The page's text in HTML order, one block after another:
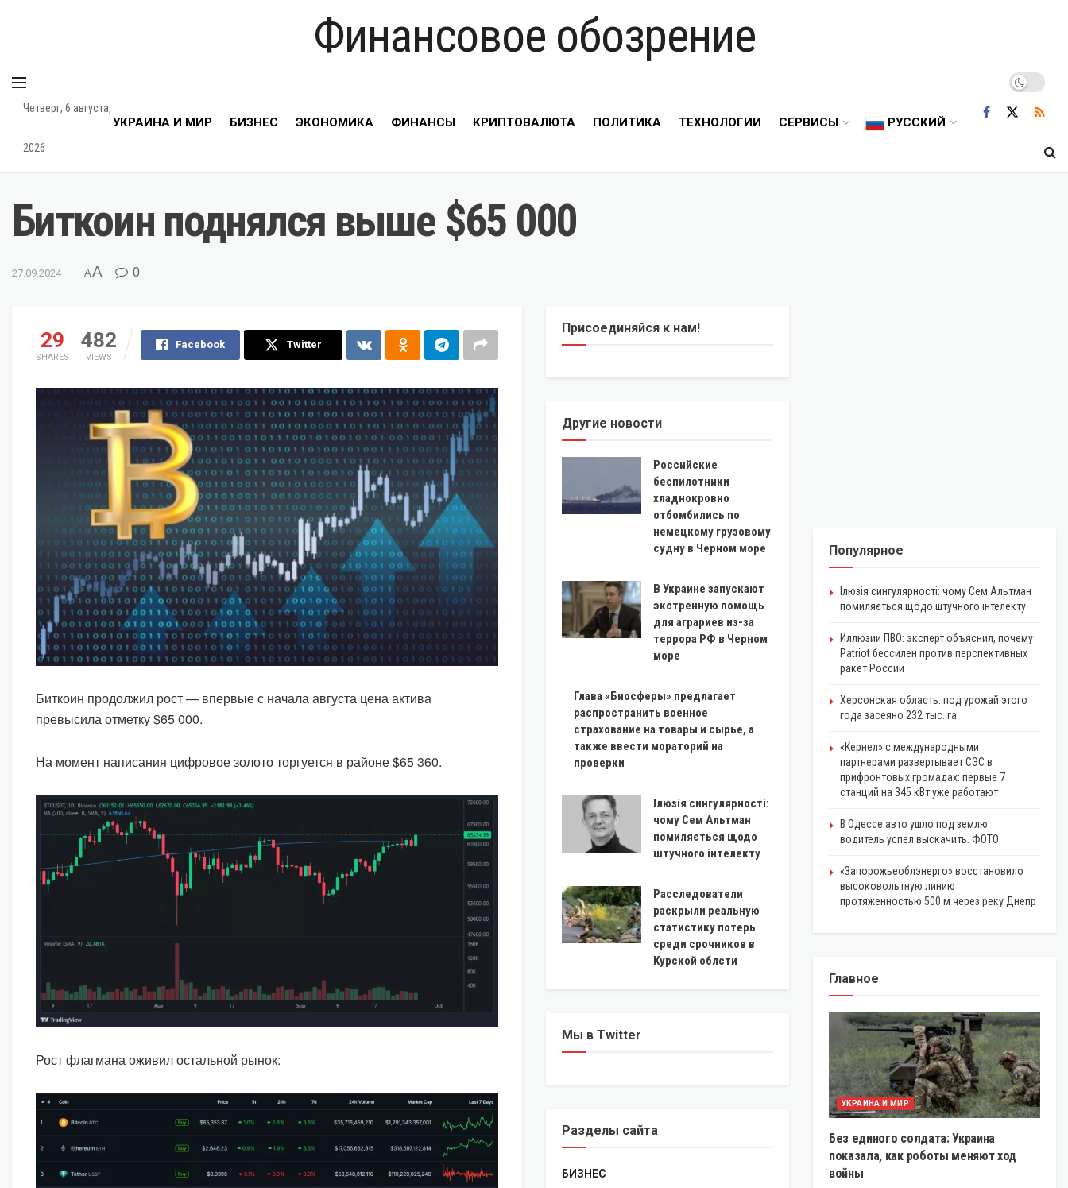
Финансовое обозрение
Четверг, 6 августа,
2026
УКРАИНА И МИР БИЗНЕС ЭКОНОМИКА ФИНАНСЫ КРИПТОВАЛЮТА ПОЛИТИКА ТЕХНОЛОГИИ СЕРВИСЫ РУССКИЙ
Биткоин поднялся выше $65 000
27.09.2024 AA 0
29
SHARES
482
VIEWS
Facebook Twitter
Биткоин продолжил рост — впервые с начала августа цена актива
превысила отметку $65 000.
На момент написания цифровое золото торгуется в районе $65 360.
Рост флагмана оживил остальной рынок:
Присоединяйся к нам!
Другие новости
Российские
беспилотники
хладнокровно
отбомбились по
немецкому грузовому
судну в Черном море
В Украине запускают
экстренную помощь
для аграриев из-за
террора РФ в Черном
море
Глава «Биосферы» предлагает
распространить военное
страхование на товары и сырье, а
также ввести мораторий на
проверки
Ілюзія сингулярності:
чому Сем Альтман
помиляється щодо
штучного інтелекту
Расследователи
раскрыли реальную
статистику потерь
среди срочников в
Курской облсти
Мы в Twitter
Разделы сайта
БИЗНЕС
Популярное
Ілюзія сингулярності: чому Сем Альтман
помиляється щодо штучного інтелекту
Иллюзии ПВО: эксперт объяснил, почему
Patriot бессилен против перспективных
ракет России
Херсонская область: под урожай этого
года засеяно 232 тыс. га
«Кернел» с международными
партнерами развертывает СЭС в
прифронтовых громадах: первые 7
станций на 345 кВт уже работают
В Одессе авто ушло под землю:
водитель успел выскачить. ФОТО
«Запорожьеоблэнерго» восстановило
высоковольтную линию
протяженностью 500 м через реку Днепр
Главное
УКРАИНА И МИР
Без единого солдата: Украина
показала, как роботы меняют ход
войны